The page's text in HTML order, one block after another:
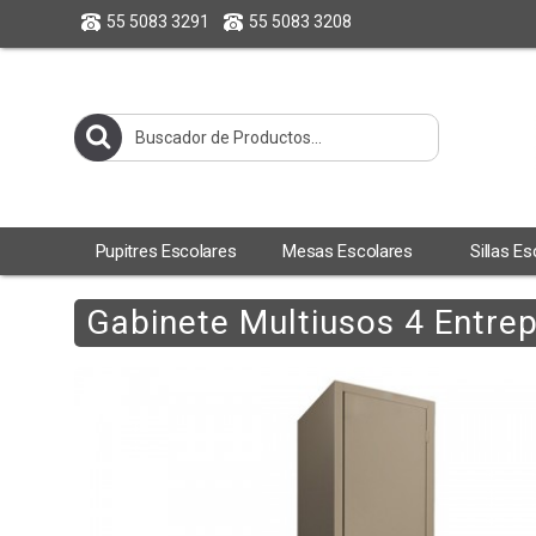
55 5083 3291 55 5083 3208
Pupitres Escolares Mesas Escolares Sillas
Gabinete Multiusos 4